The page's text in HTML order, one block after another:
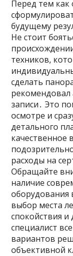
Перед тем как
будущему
Не стоит
техников,
сделать
записи․ Это
осмотре и
детального
качественное
расходы на
Обращайте
наличие
выбор места
спокойствия
специалист
вариантов
объективной